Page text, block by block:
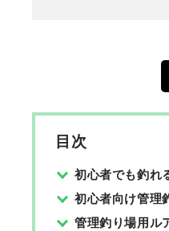
編集長
の編集
目次
初心者でも釣れ
初心者向け管理
管理釣り場用ル